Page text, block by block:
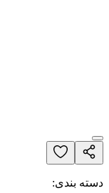
دسته بندی: